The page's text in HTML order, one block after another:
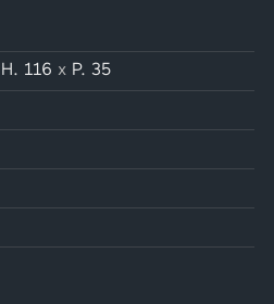
H. 116 x P. 35